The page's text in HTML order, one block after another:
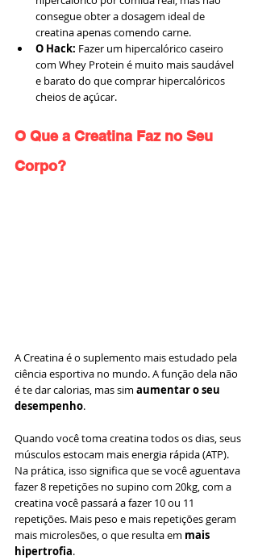
consegue obter a dosagem ideal de
creatina apenas comendo carne.
O Hack: Fazer um hipercalórico caseiro
com Whey Protein é muito mais saudável
e barato do que comprar hipercalóricos
cheios de açúcar.
O Que a Creatina Faz no Seu
Corpo?
A Creatina é o suplemento mais estudado pela
ciência esportiva no mundo. A função dela não
é te dar calorias, mas sim aumentar o seu
desempenho.
Quando você toma creatina todos os dias, seus
músculos estocam mais energia rápida (ATP).
Na prática, isso significa que se você aguentava
fazer 8 repetições no supino com 20kg, com a
creatina você passará a fazer 10 ou 11
repetições. Mais peso e mais repetições geram
mais microlesões, o que resulta em mais
hipertrofia.